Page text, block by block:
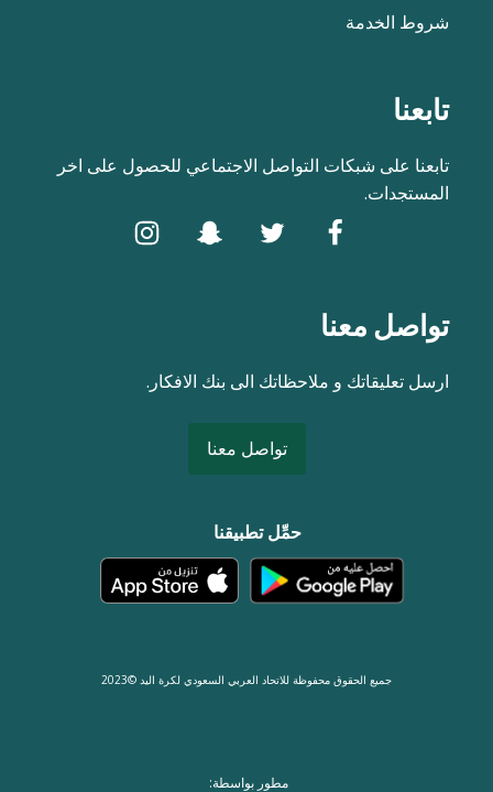
شروط الخدمة
تابعنا
تابعنا على شبكات التواصل الاجتماعي للحصول على اخر
المستجدات.
تواصل معنا
ارسل تعليقاتك و ملاحظاتك الى بنك الافكار.
تواصل معنا
حمِّل تطبيقنا
جميع الحقوق محفوظة للاتحاد العربي السعودي لكرة اليد ©2023
مطور بواسطة: